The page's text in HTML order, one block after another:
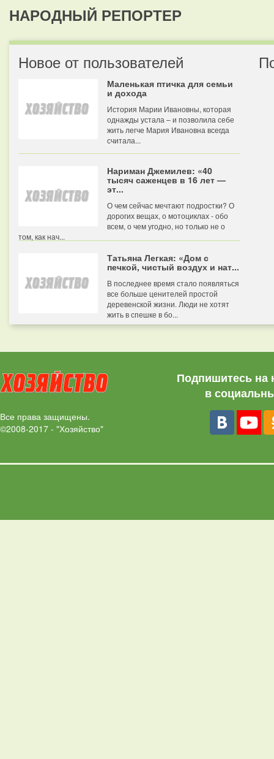
НАРОДНЫЙ РЕПОРТЕР
Новое от пользователей
Маленькая птичка для семьи
и дохода
История Марии Ивановны, которая
однажды устала – и позволила себе
жить легче Мария Ивановна всегда
считала...
Нариман Джемилев: «40
тысяч саженцев в 16 лет —
эт...
О чем сейчас мечтают подростки? О
дорогих вещах, о мотоциклах - обо
всем, о чем угодно, но только не о
том, как нач...
Татьяна Легкая: «Дом с
печкой, чистый воздух и нат...
В последнее время стало появляться
все больше ценителей простой
деревенской жизни. Люди не хотят
жить в спешке в бо...
Все права защищены.
©2008-2017 - "Хозяйство"
Подпишитесь на
в